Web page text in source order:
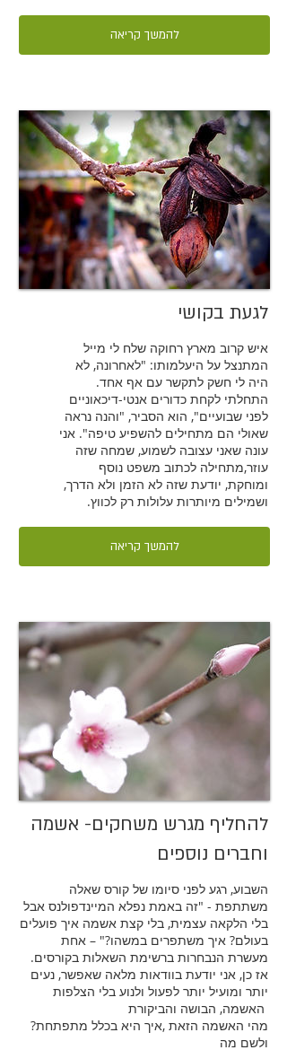
להמשך קריאה
לגעת בקושי
איש קרוב מארץ רחוקה שלח לי מייל
המתנצל על היעלמותו: "לאחרונה, לא
היה לי חשק לתקשר עם אף אחד.
התחלתי לקחת כדורים אנטי-דיכאוניים
לפני שבועיים", הוא הסביר, "והנה נראה
שאולי הם מתחילים להשפיע טיפה". אני
עונה שאני עצובה לשמוע, שמחה שזה
עוזר,מתחילה לכתוב משפט נוסף
ומוחקת, יודעת שזה לא הזמן ולא הדרך,
ושמילים מיותרות עלולות רק לכווץ.
להמשך קריאה
להחליף מגרש משחקים- אשמה
וחברים נוספים
השבוע, רגע לפני סיומו של קורס שאלה
משתתפת - "זה באמת נפלא המיינדפולנס אבל
בלי הלקאה עצמית, בלי קצת אשמה איך פועלים
בעולם? איך משתפרים במשהו?" – אחת
מעשרת הנבחרות ברשימת השאלות בקורסים.
אז כן, אני יודעת בוודאות מלאה שאפשר, נעים
יותר ומועיל יותר לפעול ולנוע בלי הצלפות
?מהי האשמה הזאת ,איך היא בכלל מתפתחת
ולשם מה